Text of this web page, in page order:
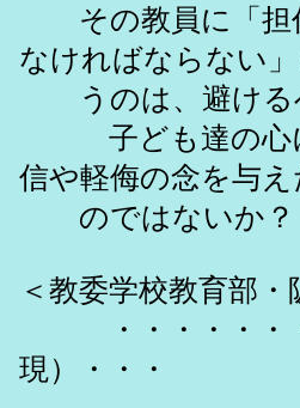
その教員に「担
なければならない
うのは、避ける
子ども達の心に
信や軽侮の念を与
のではないか？
＜教委学校教育部
・・・・・・・
現）・・・